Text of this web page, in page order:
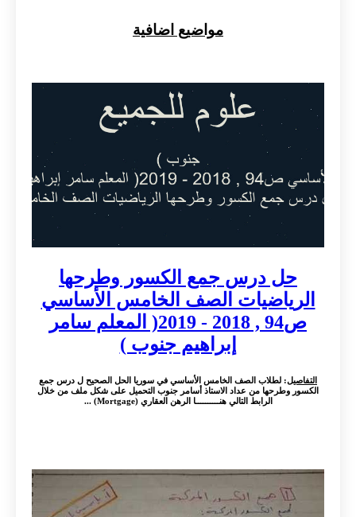
مواضيع اضافية
حل درس جمع الكسور وطرحها
الرياضيات الصف الخامس الأساسي
ص94 , 2018 - 2019( المعلم سامر
إبراهيم جنوب )
التفاصيل: لطلاب الصف الخامس الأساسي في سوريا الحل الصحيح ل درس جمع
الكسور وطرحها من عداد الاستاذ أسامر جنوب التحميل على شكل ملف من خلال
الرابط التالي هنــــــــــا الرهن العقاري (Mortgage) ...